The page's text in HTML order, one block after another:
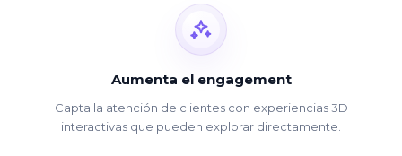
Aumenta el engagement
Capta la atención de clientes con experiencias 3D
interactivas que pueden explorar directamente.